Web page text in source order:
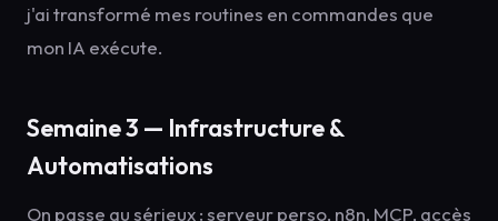
j'ai transformé mes routines en commandes que
mon IA exécute.
Semaine 3 — Infrastructure &
Automatisations
On passe au sérieux : serveur perso, n8n, MCP, accès